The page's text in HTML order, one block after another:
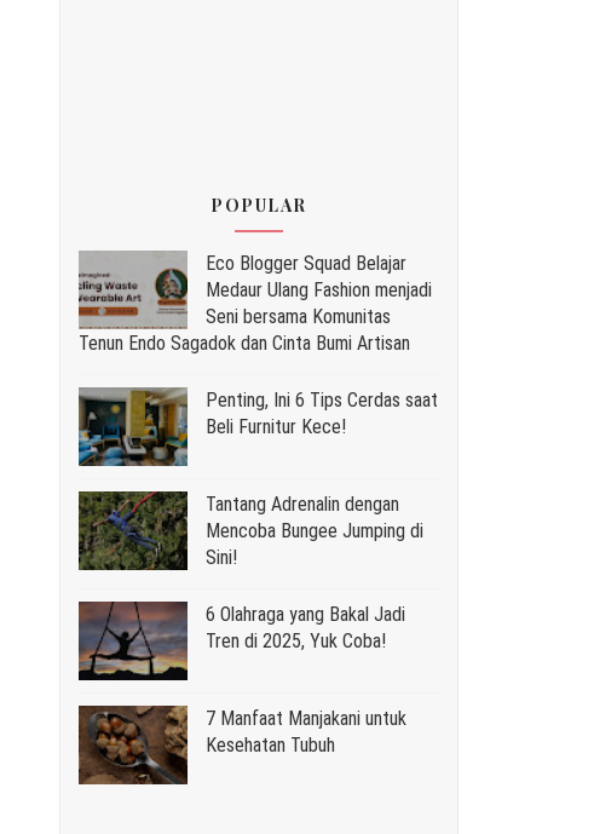
POPULAR
Eco Blogger Squad Belajar
Medaur Ulang Fashion menjadi
Seni bersama Komunitas
Tenun Endo Sagadok dan Cinta Bumi Artisan
Penting, Ini 6 Tips Cerdas saat
Beli Furnitur Kece!
Tantang Adrenalin dengan
Mencoba Bungee Jumping di
Sini!
6 Olahraga yang Bakal Jadi
Tren di 2025, Yuk Coba!
7 Manfaat Manjakani untuk
Kesehatan Tubuh